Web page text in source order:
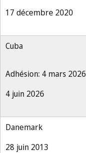
17 décembre 2020
Cuba
Adhésion: 4 mars 2026
4 juin 2026
Danemark
28 juin 2013